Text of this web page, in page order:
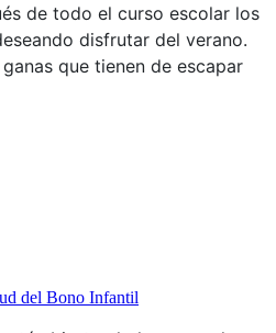
de todo el curso escolar los
disfrutar del verano.
que tienen de escapar
del Bono Infantil